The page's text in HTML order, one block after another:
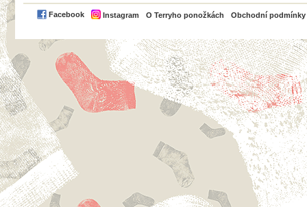
Facebook Instagram O Terryho ponožkách Obchodní podmínky
PayPal